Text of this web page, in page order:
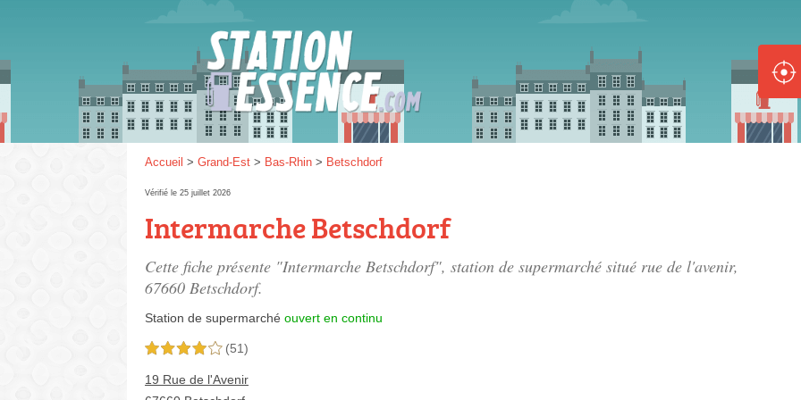
Accueil > Grand-Est > Bas-Rhin > Betschdorf
Vérifié le 25 juillet 2026
Intermarche Betschdorf
Cette fiche présente "Intermarche Betschdorf", station de supermarché situé rue de l'avenir,
67660 Betschdorf.
Station de supermarché ouvert en continu
4,0 étoiles sur 5 (51)
19 Rue de l'Avenir
Gazole :
Disponible Épuisé
SP 98 :
SP 95 :
Disponible Épuisé